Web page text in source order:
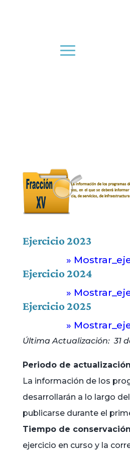
Ejercicio 2023
»
Ejercicio 2024
»
Ejercicio 2025
»
Última Actualización: 31
Periodo de
La información de los
desarrollarán a lo largo
publicarse durante el
Tiempo de
ejercicio en curso y la